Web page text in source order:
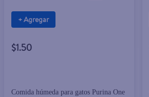
+ Agregar
$1.50
Comida húmeda para gatos Purina One